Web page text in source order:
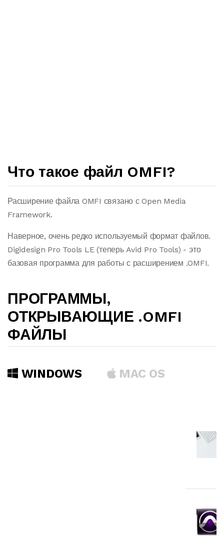
Что такое файл OMFI?
Расширение файла OMFI связано с Open Media
Framework.
Наверное, очень редко используемый формат файлов.
Digidesign Pro Tools LE (теперь Avid Pro Tools) - это
базовая программа для работы с расширением .OMFI.
ПРОГРАММЫ,
ОТКРЫВАЮЩИЕ .OMFI
ФАЙЛЫ
WINDOWS MAC OS